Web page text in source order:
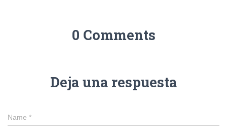
0 Comments
Deja una respuesta
Name *